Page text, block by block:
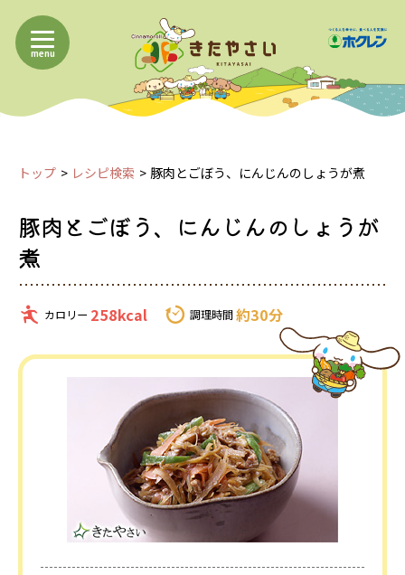
menu
トップ レシピ検索 豚肉とごぼう、にんじんのしょうが煮
豚肉とごぼう、にんじんのしょうが
煮
カロリー 258kcal 調理時間 約30分